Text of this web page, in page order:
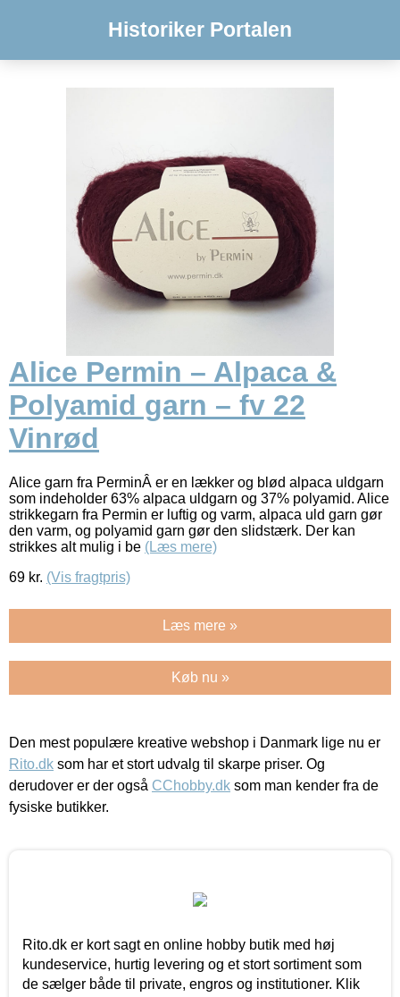
Historiker Portalen
Alice Permin – Alpaca &
Polyamid garn – fv 22
Vinrød
Alice garn fra PerminÂ er en lækker og blød alpaca uldgarn
som indeholder 63% alpaca uldgarn og 37% polyamid. Alice
strikkegarn fra Permin er luftig og varm, alpaca uld garn gør
den varm, og polyamid garn gør den slidstærk. Der kan
strikkes alt mulig i be (Læs mere)
69 kr. (Vis fragtpris)
Læs mere »
Køb nu »
Den mest populære kreative webshop i Danmark lige nu er
Rito.dk som har et stort udvalg til skarpe priser. Og
derudover er der også CChobby.dk som man kender fra de
fysiske butikker.
Rito.dk er kort sagt en online hobby butik med høj
kundeservice, hurtig levering og et stort sortiment som
de sælger både til private, engros og institutioner. Klik